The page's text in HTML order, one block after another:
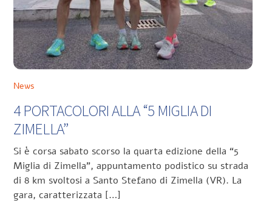
News
4 PORTACOLORI ALLA “5 MIGLIA DI
ZIMELLA”
Si è corsa sabato scorso la quarta edizione della “5
Miglia di Zimella”, appuntamento podistico su strada
di 8 km svoltosi a Santo Stefano di Zimella (VR). La
gara, caratterizzata […]